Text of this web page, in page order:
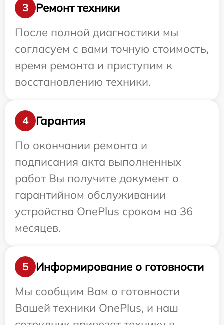
3
Ремонт техники
После полной диагностики мы
согласуем с вами точную стоимость,
время ремонта и приступим к
восстановлению техники.
4
Гарантия
По окончании ремонта и
подписания акта выполненных
работ Вы получите документ о
гарантийном обслуживании
устройства OnePlus сроком на 36
месяцев.
5
Информирование о готовности
Мы сообщим Вам о готовности
Вашей техники OnePlus, и наш